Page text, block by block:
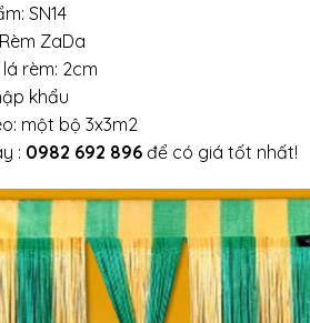
SN14
ZaDa
rèm: 2cm
khẩu
một bộ 3x3m2
: 0982 692 896 để có giá tốt nhất!